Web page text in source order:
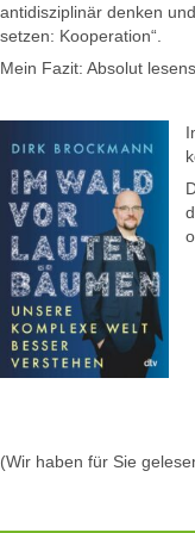
antidisziplinär denken
setzen: Kooperation“.
Mein Fazit: Absolut
(Wir haben für Sie